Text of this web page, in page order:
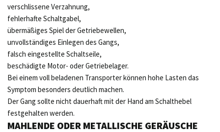
verschlissene Verzahnung,
fehlerhafte Schaltgabel,
übermäßiges Spiel der Getriebewellen,
unvollständiges Einlegen des Gangs,
falsch eingestellte Schaltseile,
beschädigte Motor- oder Getriebelager.
Bei einem voll beladenen Transporter können hohe Lasten das
Symptom besonders deutlich machen.
Der Gang sollte nicht dauerhaft mit der Hand am Schalthebel
festgehalten werden.
MAHLENDE ODER METALLISCHE GERÄUSCHE